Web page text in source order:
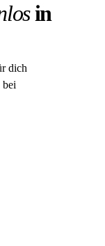
in
dich
bei